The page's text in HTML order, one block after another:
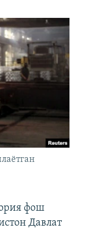
фош
Давлат